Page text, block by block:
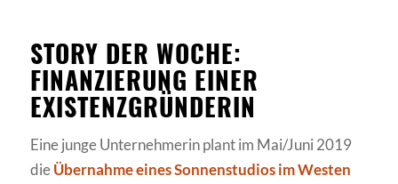
STORY DER WOCHE:
FINANZIERUNG EINER
EXISTENZGRÜNDERIN
Eine junge Unternehmerin plant im Mai/Juni 2019
dieÜbernahme eines Sonnenstudios im Westen